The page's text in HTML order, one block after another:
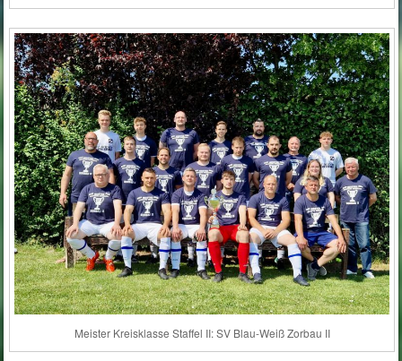
Meister Kreisklasse Staffel II: SV Blau-Weiß Zorbau II